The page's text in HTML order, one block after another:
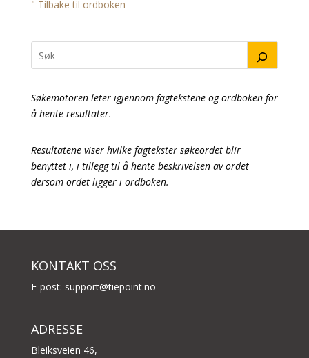
" Tilbake til ordboken
Søkemotoren leter igjennom fagtekstene og ordboken for
å hente resultater.
Resultatene viser hvilke fagtekster søkeordet blir
benyttet i, i tillegg til å hente beskrivelsen av ordet
dersom ordet ligger i ordboken.
KONTAKT OSS
E-post: support@tiepoint.no
ADRESSE
Bleiksveien 46,